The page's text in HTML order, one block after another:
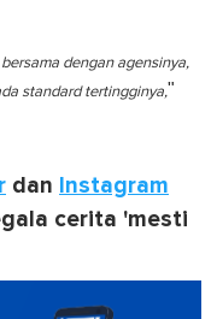
dengan agensinya,
standard tertingginya,"
dan Instagram
cerita 'mesti